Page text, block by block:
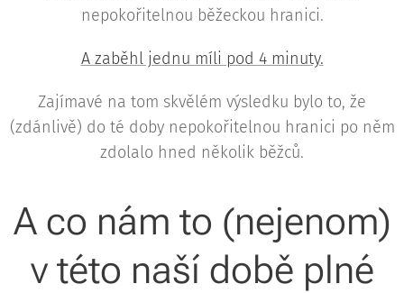
nepokořitelnou běžeckou hranici.
A zaběhl jednu míli pod 4 minuty.
Zajímavé na tom skvělém výsledku bylo to, že
(zdánlivě) do té doby nepokořitelnou hranici po něm
zdolalo hned několik běžců.
A co nám to (nejenom)
v této naší době plné